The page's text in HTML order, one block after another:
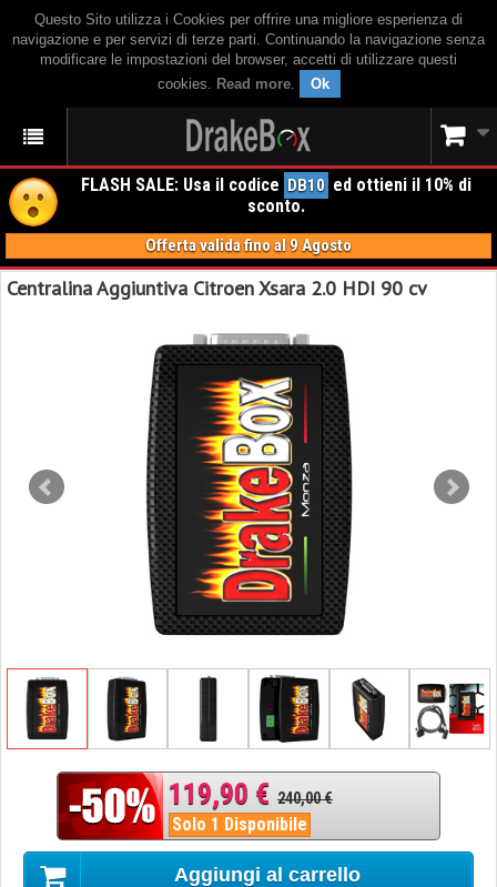
Questo Sito utilizza i Cookies per offrire una migliore esperienza di
navigazione e per servizi di terze parti. Continuando la navigazione senza
modificare le impostazioni del browser, accetti di utilizzare questi
cookies. Read more. Ok
FLASH SALE: Usa il codice DB10 ed ottieni il 10% di
sconto.
Offerta valida fino al 9 Agosto
Centralina Aggiuntiva Citroen Xsara 2.0 HDI 90 cv
119,90 € 240,00 €
Solo 1 Disponibile
Aggiungi al carrello